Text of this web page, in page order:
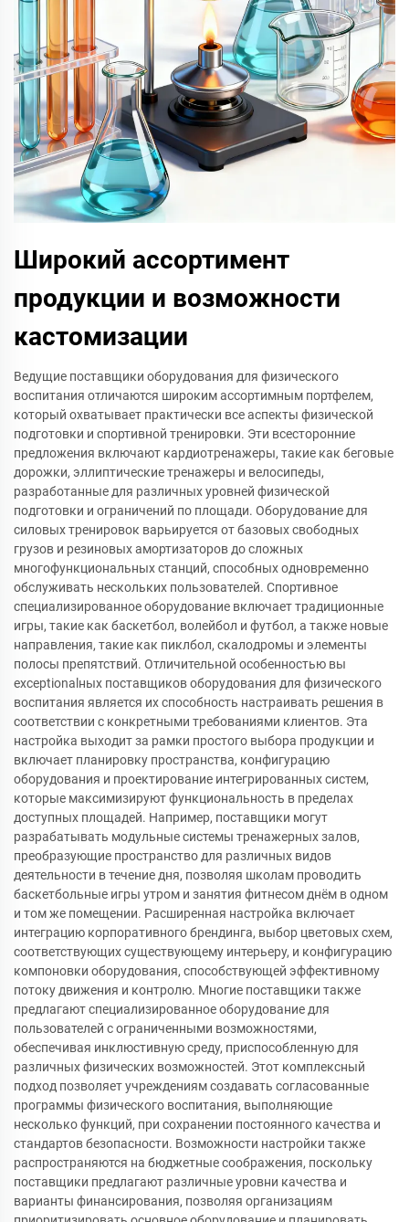
Широкий ассортимент
продукции и возможности
кастомизации
Ведущие поставщики оборудования для физического
воспитания отличаются широким ассортимным портфелем,
который охватывает практически все аспекты физической
подготовки и спортивной тренировки. Эти всесторонние
предложения включают кардиотренажеры, такие как беговые
дорожки, эллиптические тренажеры и велосипеды,
разработанные для различных уровней физической
подготовки и ограничений по площади. Оборудование для
силовых тренировок варьируется от базовых свободных
грузов и резиновых амортизаторов до сложных
многофункциональных станций, способных одновременно
обслуживать нескольких пользователей. Спортивное
специализированное оборудование включает традиционные
игры, такие как баскетбол, волейбол и футбол, а также новые
направления, такие как пиклбол, скалодромы и элементы
полосы препятствий. Отличительной особенностью вы
exceptionalных поставщиков оборудования для физического
воспитания является их способность настраивать решения в
соответствии с конкретными требованиями клиентов. Эта
настройка выходит за рамки простого выбора продукции и
включает планировку пространства, конфигурацию
оборудования и проектирование интегрированных систем,
которые максимизируют функциональность в пределах
доступных площадей. Например, поставщики могут
разрабатывать модульные системы тренажерных залов,
преобразующие пространство для различных видов
деятельности в течение дня, позволяя школам проводить
баскетбольные игры утром и занятия фитнесом днём в одном
и том же помещении. Расширенная настройка включает
интеграцию корпоративного брендинга, выбор цветовых схем,
соответствующих существующему интерьеру, и конфигурацию
компоновки оборудования, способствующей эффективному
потоку движения и контролю. Многие поставщики также
предлагают специализированное оборудование для
пользователей с ограниченными возможностями,
обеспечивая инклюстивную среду, приспособленную для
различных физических возможностей. Этот комплексный
подход позволяет учреждениям создавать согласованные
программы физического воспитания, выполняющие
несколько функций, при сохранении постоянного качества и
стандартов безопасности. Возможности настройки также
распространяются на бюджетные соображения, поскольку
поставщики предлагают различные уровни качества и
варианты финансирования, позволяя организациям